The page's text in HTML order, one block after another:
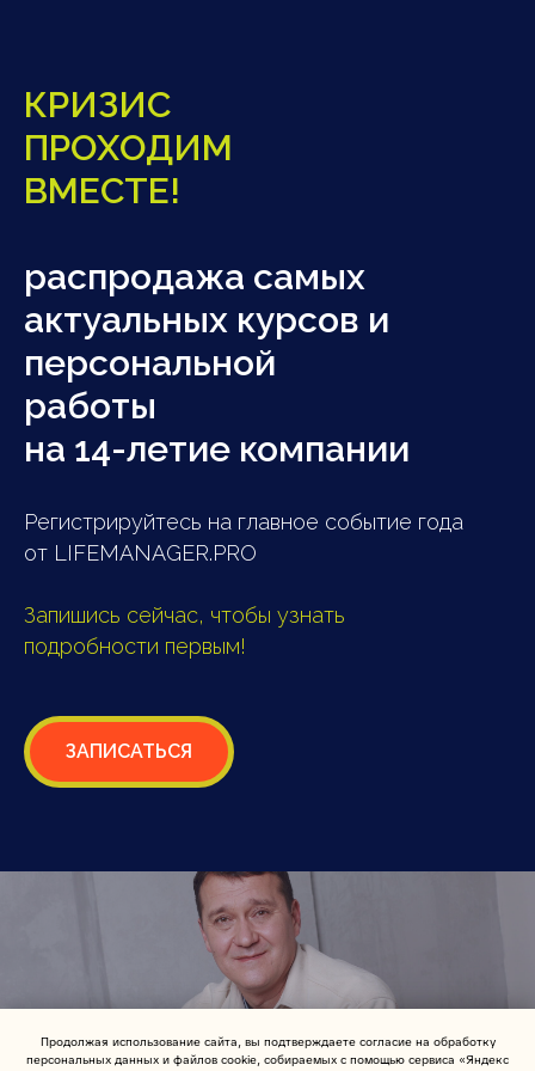
КРИЗИС
ПРОХОДИМ
ВМЕСТЕ!
распродажа самых
актуальных курсов и
персональной
работы
на 14-летие компании
Регистрируйтесь на главное событие года
от LIFEMANAGER.PRO
Запишись сейчас, чтобы узнать
подробности первым!
ЗАПИСАТЬСЯ
Продолжая использование сайта, вы подтверждаете согласие на обработку
персональных данных и файлов cookie, собираемых с помощью сервиса «Яндекс